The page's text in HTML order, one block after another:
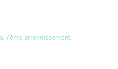
7ème arrondissement.